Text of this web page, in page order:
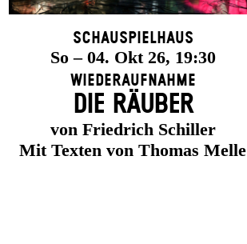
Schauspielhaus
So – 04. Okt 26, 19:30
Wiederaufnahme
DIE RÄUBER
von Friedrich Schiller
Mit Texten von Thomas Melle